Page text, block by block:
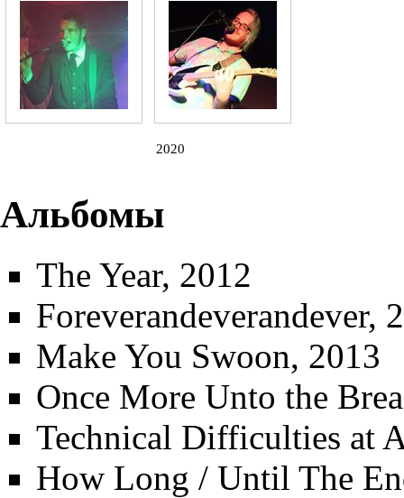
2020
Альбомы
The Year, 2012
Foreverandeverandever,
Make You Swoon, 2013
Once More Unto the
Technical Difficulties at
How Long / Until The